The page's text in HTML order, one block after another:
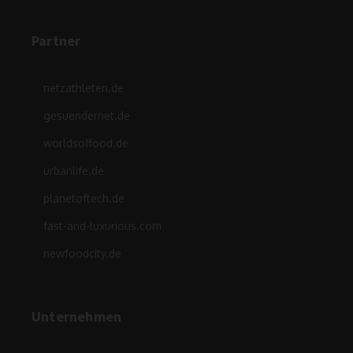
Partner
netzathleten.de
gesuendernet.de
worldsoffood.de
urbanlife.de
planetoftech.de
fast-and-luxurious.com
newfoodcity.de
Unternehmen